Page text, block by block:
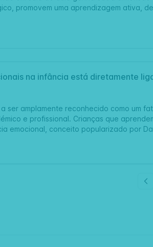
promovem uma aprendizagem ativa,
na infância está diretamente
ser amplamente reconhecido como um
e profissional. Crianças que
emocional, conceito popularizado por